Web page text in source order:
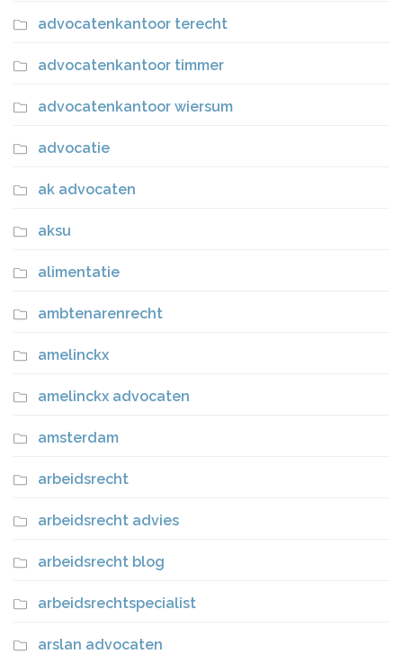
advocatenkantoor terecht
advocatenkantoor timmer
advocatenkantoor wiersum
advocatie
ak advocaten
aksu
alimentatie
ambtenarenrecht
amelinckx
amelinckx advocaten
amsterdam
arbeidsrecht
arbeidsrecht advies
arbeidsrecht blog
arbeidsrechtspecialist
arslan advocaten